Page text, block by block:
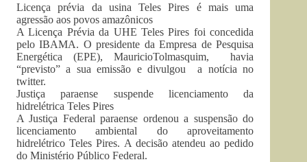
Licença prévia da usina Teles Pires é mais uma
agressão aos povos amazônicos
A Licença Prévia da UHE Teles Pires foi concedida
pelo IBAMA. O presidente da Empresa de Pesquisa
Energética (EPE), MauricioTolmasquim, havia
“previsto” a sua emissão e divulgou a notícia no
twitter.
Justiça paraense suspende licenciamento da
hidrelétrica Teles Pires
A Justiça Federal paraense ordenou a suspensão do
licenciamento ambiental do aproveitamento
hidrelétrico Teles Pires. A decisão atendeu ao pedido
do Ministério Público Federal.